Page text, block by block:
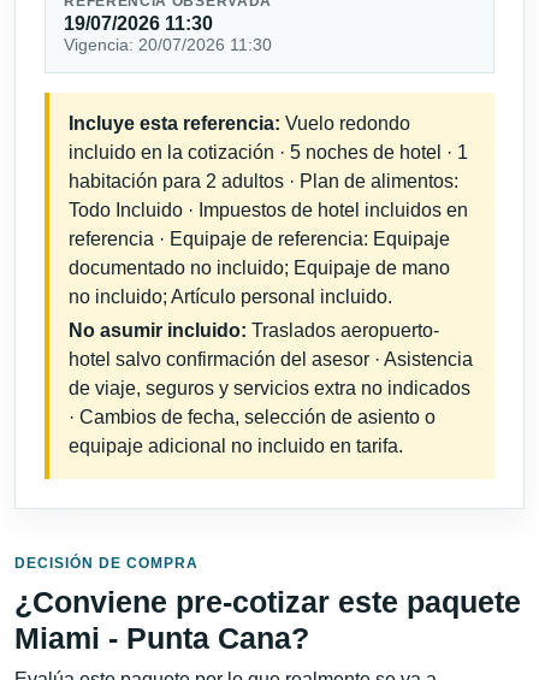
19/07/2026 11:30
Vigencia: 20/07/2026 11:30
Incluye esta referencia: Vuelo redondo
incluido en la cotización · 5 noches de hotel · 1
habitación para 2 adultos · Plan de alimentos:
Todo Incluido · Impuestos de hotel incluidos en
referencia · Equipaje de referencia: Equipaje
documentado no incluido; Equipaje de mano
no incluido; Artículo personal incluido.
No asumir incluido: Traslados aeropuerto-
hotel salvo confirmación del asesor · Asistencia
de viaje, seguros y servicios extra no indicados
· Cambios de fecha, selección de asiento o
equipaje adicional no incluido en tarifa.
DECISIÓN DE COMPRA
¿Conviene pre-cotizar este paquete
Miami - Punta Cana?